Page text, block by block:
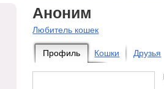
Аноним
Любитель кошек
Профиль Кошки Друзья